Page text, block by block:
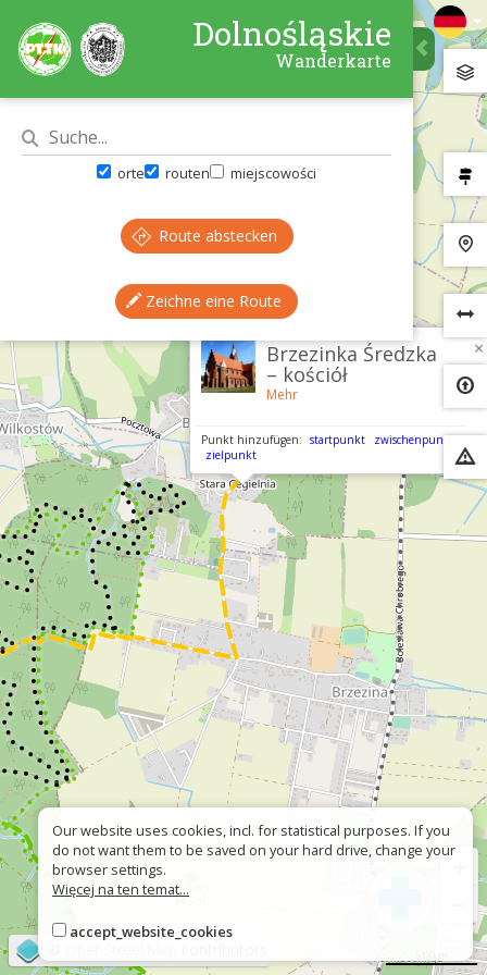
×
Brzezinka Średzka
– kościół
Mehr
Punkt hinzufügen: startpunkt
zwischenpunkt
zielpunkt
Dolnośląskie
Wanderkarte
orte routen miejscowości
Route abstecken
Zeichne eine Route
Our website uses cookies, incl. for statistical purposes. If you
do not want them to be saved on your hard drive, change your
browser settings.
Więcej na ten temat...
accept_website_cookies